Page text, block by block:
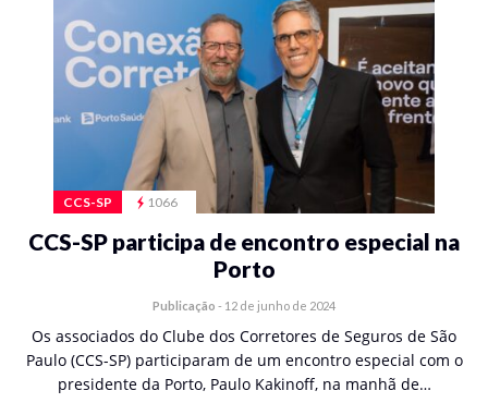
CCS-SP 1066
CCS-SP participa de encontro especial na
Porto
Publicação - 12 de junho de 2024
Os associados do Clube dos Corretores de Seguros de São
Paulo (CCS-SP) participaram de um encontro especial com o
presidente da Porto, Paulo Kakinoff, na manhã de…